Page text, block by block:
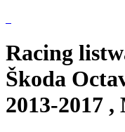
Racing
Škoda
2013-2017